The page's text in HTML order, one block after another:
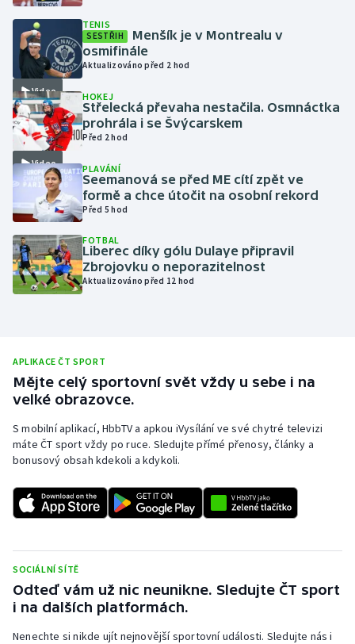
Judo
Krasobruslení
Lezení
Lyže a snowboard
Moderní pětiboj
Motorsport
Olympijské hry
Parasport
Plážový volejbal
Ragby
Rychlobruslení
Short track
Stolní tenis
Triatlon
Video
TENIS
SESTŘIH
Menšík je v Montrealu v
osmifinále
Aktualizováno před 2 hod
Video
HOKEJ
Střelecká převaha nestačila. Osmnáctka
prohrála i se Švýcarskem
Před 2 hod
PLAVÁNÍ
Seemanová se před ME cítí zpět ve
formě a chce útočit na osobní rekord
Před 5 hod
FOTBAL
Liberec díky gólu Dulaye připravil
Zbrojovku o neporazitelnost
Aktualizováno před 12 hod
APLIKACE ČT SPORT
Mějte celý sportovní svět vždy u sebe i na
velké obrazovce.
S mobilní aplikací, HbbTV a apkou iVysílání ve své chytré televizi
máte ČT sport vždy po ruce. Sledujte přímé přenosy, články a
bonusový obsah kdekoli a kdykoli.
SOCIÁLNÍ SÍTĚ
Odteď vám už nic neunikne. Sledujte ČT sport
i na dalších platformách.
Nenechte si nikde ujít nejnovější sportovní události. Sledujte nás i